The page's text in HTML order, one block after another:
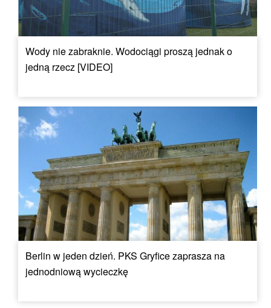
Wody nie zabraknie. Wodociągi proszą jednak o
jedną rzecz [VIDEO]
Berlin w jeden dzień. PKS Gryfice zaprasza na
jednodniową wycieczkę